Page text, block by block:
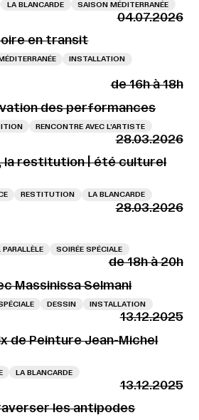
LA BLANCARDE SAISON MÉDITERRANÉE
04.07.2026
en transit
INSTALLATION
de 16h à 18h
des performances
RENCONTRE AVEC L’ARTISTE
28.03.2026
la restitution | été culturel
RESTITUTION LA BLANCARDE
28.03.2026
SOIRÉE SPÉCIALE
de 18h à 20h
Massinissa Selmani
DESSIN INSTALLATION
13.12.2025
de Peinture Jean-Michel
LA BLANCARDE
13.12.2025
les antipodes